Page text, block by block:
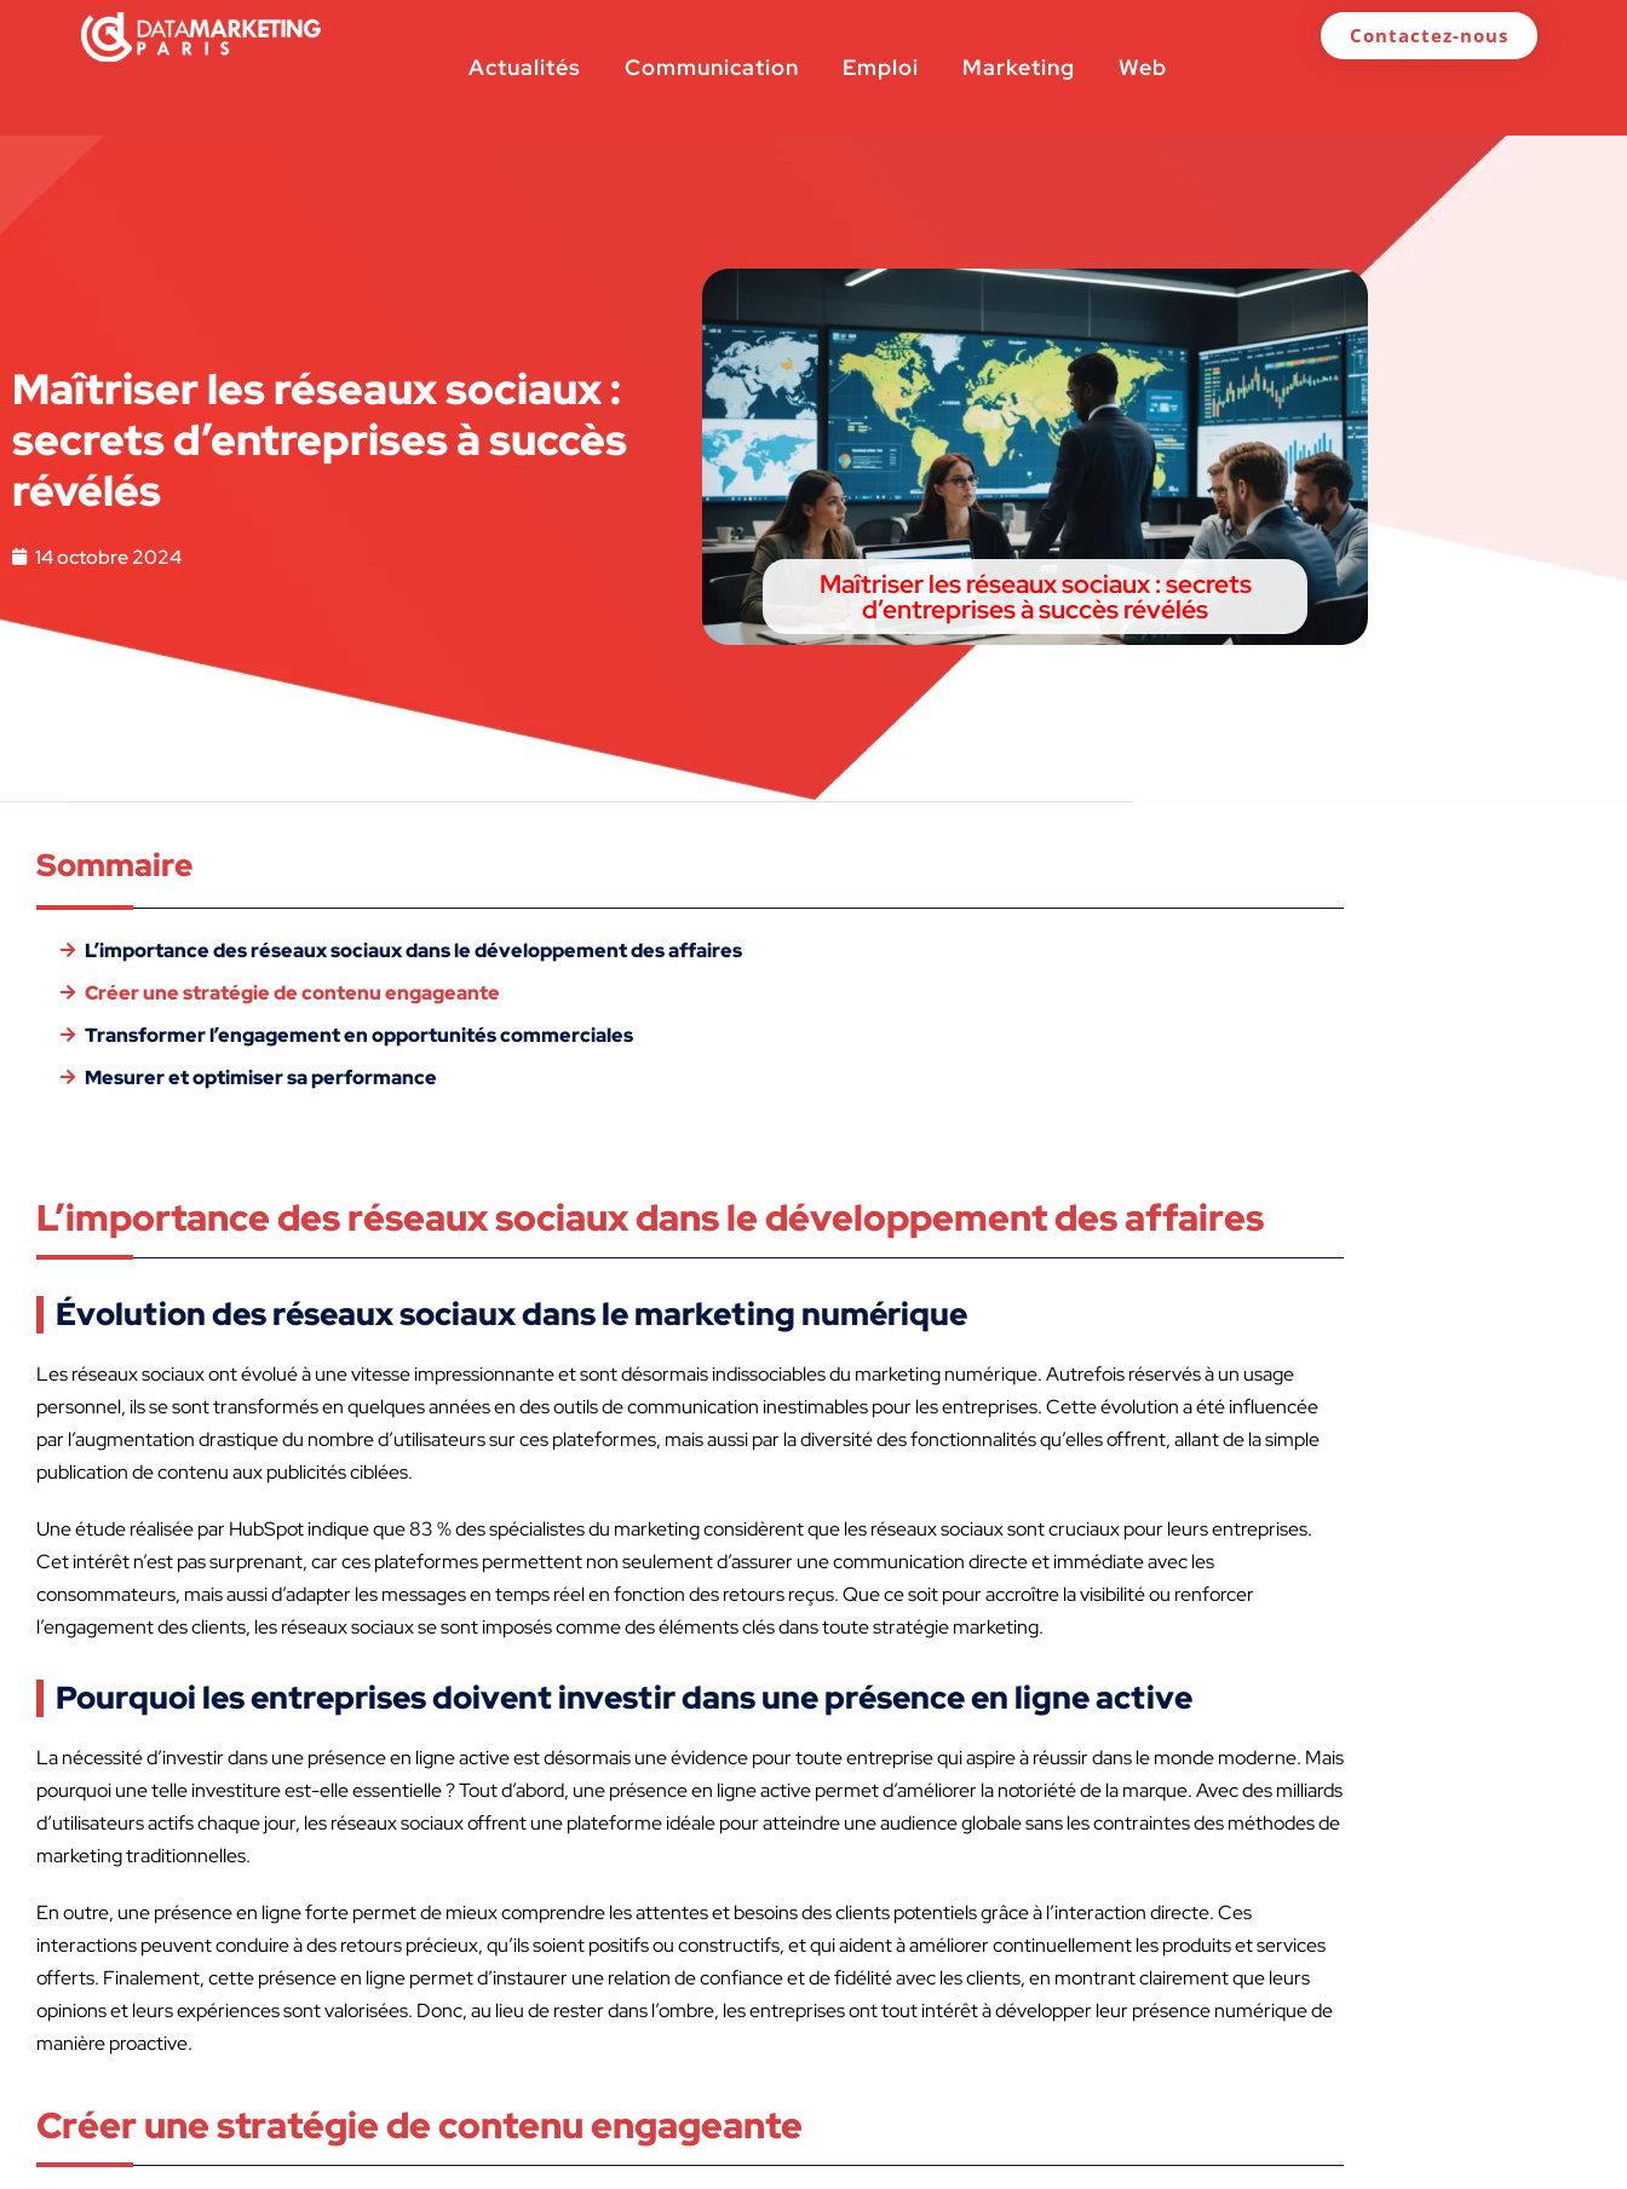
Actualités Communication Emploi Marketing Web
Contactez-nous
Maîtriser les réseaux sociaux :
secrets d’entreprises à succès
révélés
14 octobre 2024
Maîtriser les réseaux sociaux : secrets
d’entreprises à succès révélés
Sommaire
L’importance des réseaux sociaux dans le développement des affaires
Créer une stratégie de contenu engageante
Transformer l’engagement en opportunités commerciales
Mesurer et optimiser sa performance
L’importance des réseaux sociaux dans le développement des affaires
Évolution des réseaux sociaux dans le marketing numérique
Les réseaux sociaux ont évolué à une vitesse impressionnante et sont désormais indissociables du marketing numérique. Autrefois réservés à un usage
personnel, ils se sont transformés en quelques années en des outils de communication inestimables pour les entreprises. Cette évolution a été influencée
par l’augmentation drastique du nombre d’utilisateurs sur ces plateformes, mais aussi par la diversité des fonctionnalités qu’elles offrent, allant de la simple
publication de contenu aux publicités ciblées.
Une étude réalisée par HubSpot indique que 83 % des spécialistes du marketing considèrent que les réseaux sociaux sont cruciaux pour leurs entreprises.
Cet intérêt n’est pas surprenant, car ces plateformes permettent non seulement d’assurer une communication directe et immédiate avec les
consommateurs, mais aussi d’adapter les messages en temps réel en fonction des retours reçus. Que ce soit pour accroître la visibilité ou renforcer
l’engagement des clients, les réseaux sociaux se sont imposés comme des éléments clés dans toute stratégie marketing.
Pourquoi les entreprises doivent investir dans une présence en ligne active
La nécessité d’investir dans une présence en ligne active est désormais une évidence pour toute entreprise qui aspire à réussir dans le monde moderne. Mais
pourquoi une telle investiture est-elle essentielle ? Tout d’abord, une présence en ligne active permet d’améliorer la notoriété de la marque. Avec des milliards
d’utilisateurs actifs chaque jour, les réseaux sociaux offrent une plateforme idéale pour atteindre une audience globale sans les contraintes des méthodes de
marketing traditionnelles.
En outre, une présence en ligne forte permet de mieux comprendre les attentes et besoins des clients potentiels grâce à l’interaction directe. Ces
interactions peuvent conduire à des retours précieux, qu’ils soient positifs ou constructifs, et qui aident à améliorer continuellement les produits et services
offerts. Finalement, cette présence en ligne permet d’instaurer une relation de confiance et de fidélité avec les clients, en montrant clairement que leurs
opinions et leurs expériences sont valorisées. Donc, au lieu de rester dans l’ombre, les entreprises ont tout intérêt à développer leur présence numérique de
manière proactive.
Créer une stratégie de contenu engageante